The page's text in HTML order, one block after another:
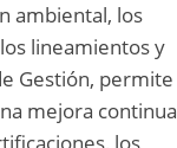
ambiental, los
lineamientos y
Gestión, permite
mejora continua